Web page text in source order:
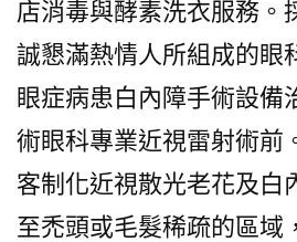
店消毒與酵素洗衣服務。
誠懇滿熱情人所組成的眼
眼症病患白內障手術設備
術眼科專業近視雷射術前
客制化近視散光老花及白
至禿頭或毛髮稀疏的區域